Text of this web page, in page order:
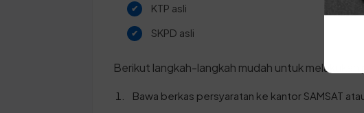
KTP asli
SKPD asli
Berikut langkah-langkah mudah untuk melakukan
Bawa berkas persyaratan ke kantor SAMSAT